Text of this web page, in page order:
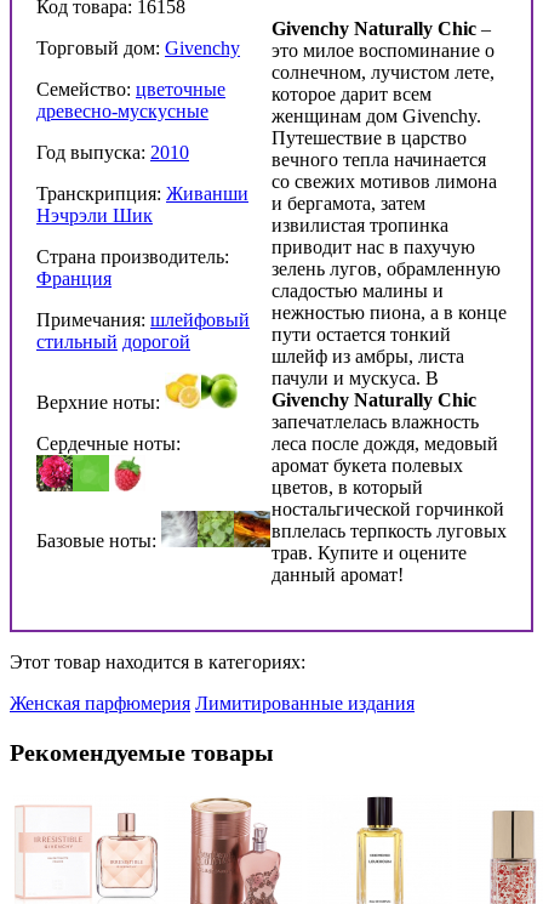
Код товара: 16158
Торговый дом: Givenchy
Семейство: цветочные
древесно-мускусные
Год выпуска: 2010
Транскрипция: Живанши
Нэчрэли Шик
Страна производитель:
Франция
Примечания: шлейфовый
стильный дорогой
Верхние ноты:
Сердечные ноты:
Базовые ноты:
Givenchy Naturally Chic –
это милое воспоминание о
солнечном, лучистом лете,
которое дарит всем
женщинам дом Givenchy.
Путешествие в царство
вечного тепла начинается
со свежих мотивов лимона
и бергамота, затем
извилистая тропинка
приводит нас в пахучую
зелень лугов, обрамленную
сладостью малины и
нежностью пиона, а в конце
пути остается тонкий
шлейф из амбры, листа
пачули и мускуса. В
Givenchy Naturally Chic
запечатлелась влажность
леса после дождя, медовый
аромат букета полевых
цветов, в который
ностальгической горчинкой
вплелась терпкость луговых
трав. Купите и оцените
данный аромат!
Этот товар находится в категориях:
Женская парфюмерия Лимитированные издания
Рекомендуемые товары